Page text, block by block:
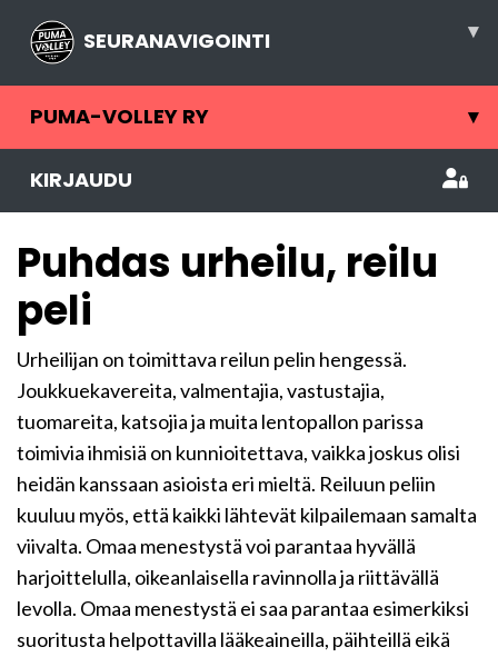
SEURANAVIGOINTI ▾
PUMA-VOLLEY RY ▾
KIRJAUDU
Puhdas urheilu, reilu
peli
Urheilijan on toimittava reilun pelin hengessä.
Joukkuekavereita, valmentajia, vastustajia,
tuomareita, katsojia ja muita lentopallon parissa
toimivia ihmisiä on kunnioitettava, vaikka joskus olisi
heidän kanssaan asioista eri mieltä. Reiluun peliin
kuuluu myös, että kaikki lähtevät kilpailemaan samalta
viivalta. Omaa menestystä voi parantaa hyvällä
harjoittelulla, oikeanlaisella ravinnolla ja riittävällä
levolla. Omaa menestystä ei saa parantaa esimerkiksi
suoritusta helpottavilla lääkeaineilla, päihteillä eikä